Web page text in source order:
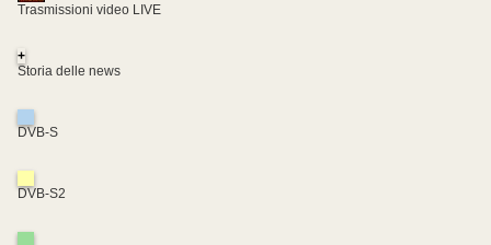
Trasmissioni video LIVE
+
Storia delle news
DVB-S
DVB-S2